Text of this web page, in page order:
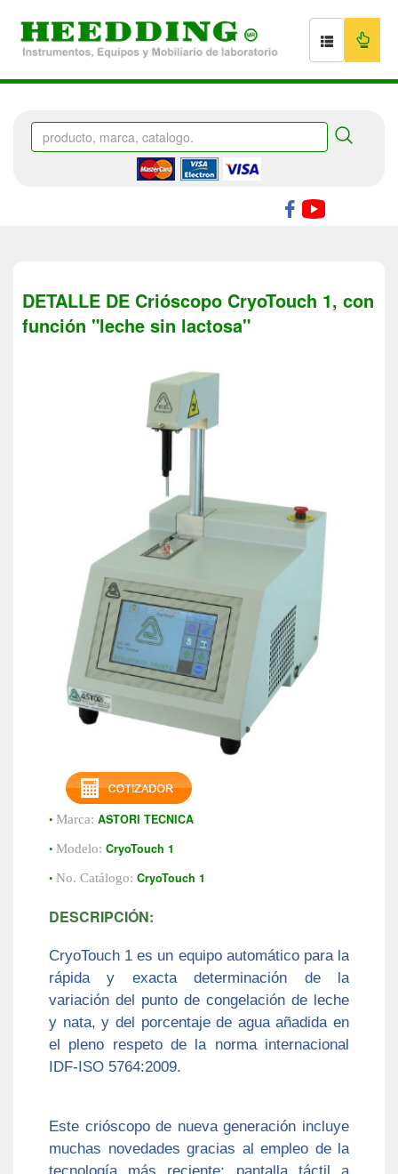
DETALLE DE Crióscopo CryoTouch 1, con
función "leche sin lactosa"
• Marca: ASTORI TECNICA
• Modelo: CryoTouch 1
• No. Catálogo: CryoTouch 1
DESCRIPCIÓN:
CryoTouch 1 es un equipo automático para la
rápida y exacta determinación de la
variación del punto de congelación de leche
y nata, y del porcentaje de agua añadida en
el pleno respeto de la norma internacional
IDF-ISO 5764:2009.
Este crióscopo de nueva generación incluye
muchas novedades gracias al empleo de la